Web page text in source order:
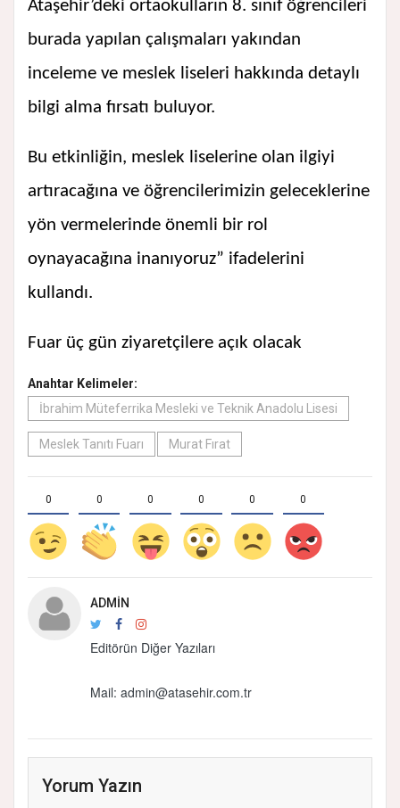
Ataşehir’deki ortaokulların 8. sınıf öğrencileri
burada yapılan çalışmaları yakından
inceleme ve meslek liseleri hakkında detaylı
bilgi alma fırsatı buluyor.
Bu etkinliğin, meslek liselerine olan ilgiyi
artıracağına ve öğrencilerimizin geleceklerine
yön vermelerinde önemli bir rol
oynayacağına inanıyoruz” ifadelerini
kullandı.
Fuar üç gün ziyaretçilere açık olacak
Anahtar Kelimeler:
İbrahim Müteferrika Mesleki ve Teknik Anadolu Lisesi
Meslek Tanıtı Fuarı Murat Fırat
0 0 0 0 0 0
ADMIN
Editörün Diğer Yazıları
Mail: admin@atasehir.com.tr
Yorum Yazın